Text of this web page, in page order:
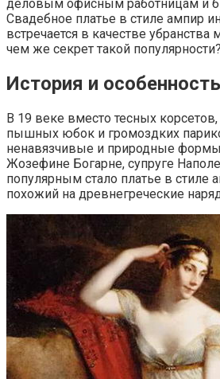
деловым офисным работницам и
Свадебное платье в стиле ампир
встречается в качестве
чем же секрет такой популярности?
История и
В 19 веке вместо тесных
пышных юбок и громоздких
ненавязчивые и природные
Жозефине Богарне, супруге
популярным стало платье в стиле
похожий на древнегреческие